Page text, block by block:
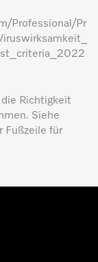
Professional/Pr
die Richtigkeit
Siehe
Fußzeile für